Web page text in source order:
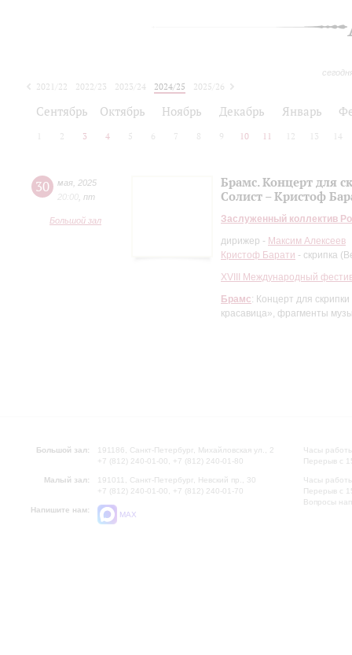
2021/22 2022/23 2023/24 2024/25
2025/26
Сентябрь Октябрь Ноябрь Декабрь Январь
2 3 4 5 6 7 8 9 10 11 12 13 14
30 мая 2025
20:00 пт
Большой зал
Брамс. Концерт для
Солист – Кристоф
Заслуженный коллектив
дирижер - Максим Алексеев
Кристоф Барати - скрипка
XVIII Международный
Брамс: Концерт для
красавица», фрагменты
Большой зал:
191186, Санкт-Петербург, Михайловская ул., 2
+7 (812) 240-01-00, +7 (812) 240-01-80
Малый зал:
191011, Санкт-Петербург, Невский пр., 30
+7 (812) 240-01-00, +7 (812) 240-01-70
Напишите нам:
MAX
Часы
Перерыв с
Часы
Перерыв с
Вопросы